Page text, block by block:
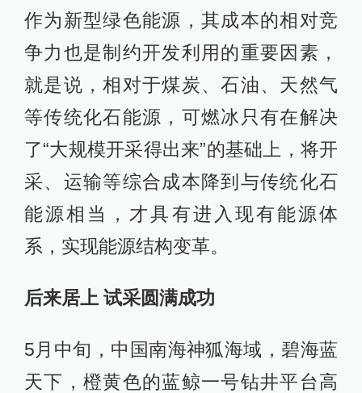
作为新型绿色能源，其成本的相对竞
争力也是制约开发利用的重要因素，
就是说，相对于煤炭、石油、天然气
等传统化石能源，可燃冰只有在解决
了“大规模开采得出来”的基础上，将开
采、运输等综合成本降到与传统化石
能源相当，才具有进入现有能源体
系，实现能源结构变革。
后来居上 试采圆满成功
5月中旬，中国南海神狐海域，碧海蓝
天下，橙黄色的蓝鲸一号钻井平台高